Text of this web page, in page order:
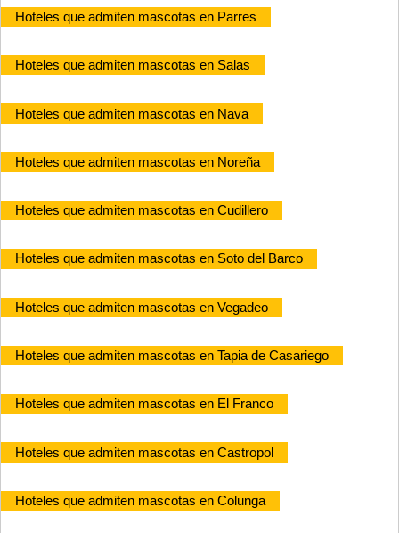
Hoteles que admiten mascotas en Parres
Hoteles que admiten mascotas en Salas
Hoteles que admiten mascotas en Nava
Hoteles que admiten mascotas en Noreña
Hoteles que admiten mascotas en Cudillero
Hoteles que admiten mascotas en Soto del Barco
Hoteles que admiten mascotas en Vegadeo
Hoteles que admiten mascotas en Tapia de Casariego
Hoteles que admiten mascotas en El Franco
Hoteles que admiten mascotas en Castropol
Hoteles que admiten mascotas en Colunga